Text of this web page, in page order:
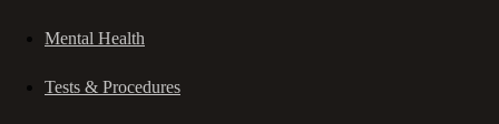
Mental Health
Tests & Procedures